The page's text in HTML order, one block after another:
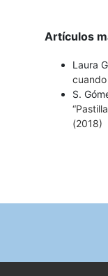
Artículos
Laura
S.
(2018)